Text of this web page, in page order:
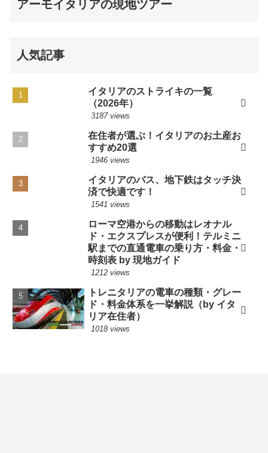
アーモイタリアの現地ツアー
人気記事
イタリアのストライキの一覧
（2026年）
3187 views
在住者が選ぶ！イタリアのお土産お
すすめ20選
1946 views
イタリアのバス、地下鉄はタッチ決
済で快適です！
1541 views
ローマ空港からの移動はレオナル
ド・エクスプレスが便利！テルミニ
駅までの直通電車の乗り方・料金・
時刻表 by 現地ガイド
1212 views
トレニタリアの電車の種類・グレー
ド・料金体系を一挙解説（by イタ
リア在住者）
1018 views